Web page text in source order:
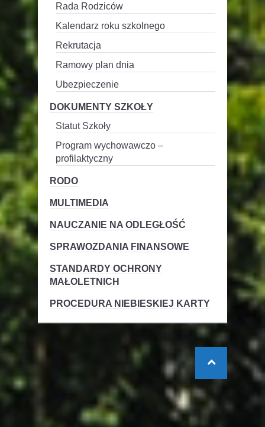
Rada Rodziców
Kalendarz roku szkolnego
Rekrutacja
Ramowy plan dnia
Ubezpieczenie
DOKUMENTY SZKOŁY
Statut Szkoły
Program wychowawczo –
profilaktyczny
RODO
MULTIMEDIA
NAUCZANIE NA ODLEGŁOŚĆ
SPRAWOZDANIA FINANSOWE
STANDARDY OCHRONY
MAŁOLETNICH
PROCEDURA NIEBIESKIEJ KARTY